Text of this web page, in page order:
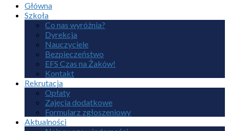
Główna
Szkoła
Co nas wyróżnia?
Dyrekcja
Nauczyciele
Bezpieczeństwo
EFS Czas na Żaków!
Kontakt
Rekrutacja
Opłaty
Zajęcia dodatkowe
Formularz zgłoszeniowy
Aktualności